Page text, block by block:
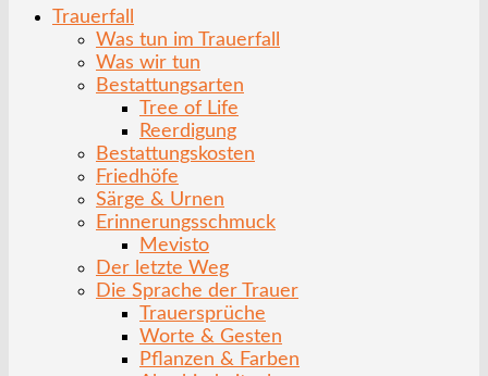
Trauerfall
Was tun im Trauerfall
Was wir tun
Bestattungsarten
Tree of Life
Reerdigung
Bestattungskosten
Friedhöfe
Särge & Urnen
Erinnerungsschmuck
Mevisto
Der letzte Weg
Die Sprache der Trauer
Trauersprüche
Worte & Gesten
Pflanzen & Farben